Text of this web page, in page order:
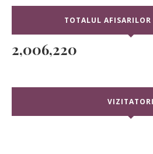
TOTALUL
2,006,220
VIZITATORI